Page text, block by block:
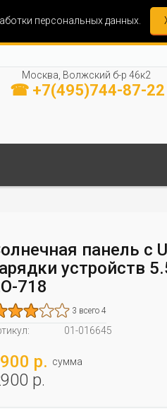
персональных данных.
Москва, Волжский б-р 46к2
☎ +7(495)744-87-22
панель с
устройств
718
3 всего 4
01-016645
р. сумма
р.